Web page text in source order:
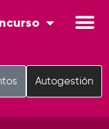
Autogestión